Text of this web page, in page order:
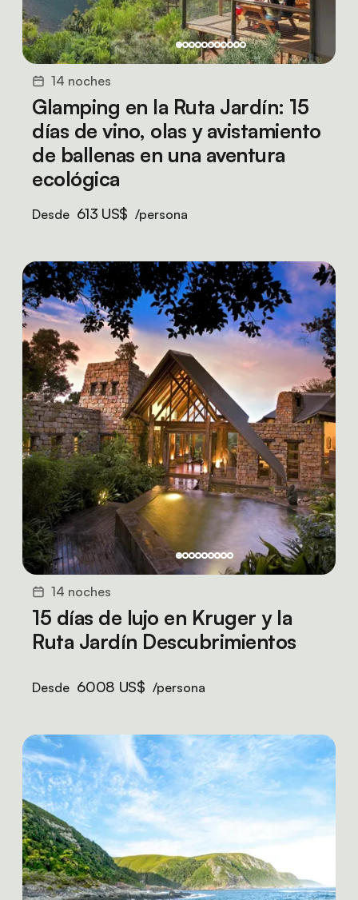
14 noches
Glamping en la Ruta Jardín: 15
días de vino, olas y avistamiento
de ballenas en una aventura
ecológica
Desde 613 US$ /persona
14 noches
15 días de lujo en Kruger y la
Ruta Jardín Descubrimientos
Desde 6008 US$ /persona